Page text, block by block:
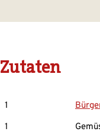
Zutaten
1
1